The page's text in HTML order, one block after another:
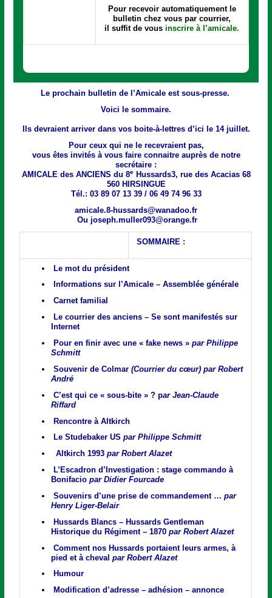
Pour recevoir automatiquement le
bulletin chez vous par courrier,
il suffit de vous inscrire à l’amicale.
Le prochain bulletin de l’Amicale est sous-presse.
Voici le sommaire.
Ils devraient arriver dans vos boite-à-lettres d’ici le 14 juillet.
Pour ceux qui ne le recevraient pas,
vous êtes invités à vous faire connaitre auprès de notre
secrétaire :
AMICALE des ANCIENS du 8eHussards3, rue des Acacias 68
560 HIRSINGUE
Tél.: 03 89 07 13 39 / 06 49 74 96 33
amicale.8-hussards@wanadoo.fr
Ou joseph.muller093@orange.fr
SOMMAIRE :
Le mot du président
Informations sur l’Amicale – Assemblée générale
Carnet familial
Le courrier des anciens – Se sont manifestés sur
Internet
Pour en finir avec une « fake news » par Philippe
Schmitt
Souvenir de Colmar (Courrier du cœur) par Robert
André
C’est qui ce « sous-bite » ? par Jean-Claude
Riffard
Rencontre à Altkirch
Le Studebaker US par Philippe Schmitt
Altkirch 1993 par Robert Alazet
L’Escadron d’Investigation : stage commando à
Bonifaciopar Didier Fourcade
Souvenirs d’une prise de commandement…par
Henry Liger-Belair
Hussards Blancs – Hussards Gentleman
Historique du Régiment – 1870 par Robert Alazet
Comment nos Hussards portaient leurs armes, à
pied et à chevalpar Robert Alazet
Humour
Modification d’adresse – adhésion – annonce